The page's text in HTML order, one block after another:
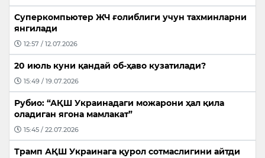
Суперкомпьютер ЖЧ ғолиблиги учун тахминларни
янгилади
12:57 / 12.07.2026
20 июль куни қандай об-ҳаво кузатилади?
15:49 / 19.07.2026
Рубио: “АҚШ Украинадаги можарони ҳал қила
оладиган ягона мамлакат”
15:45 / 22.07.2026
Трамп АҚШ Украинага қурол сотмаслигини айтди